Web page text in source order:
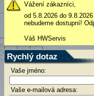
Vážení zákazníci,
od 5.8.2026 do
nebudeme dostupní!
Váš HWServis
Rychlý dotaz
Vaše jméno:
Vaše e-mailová adresa: